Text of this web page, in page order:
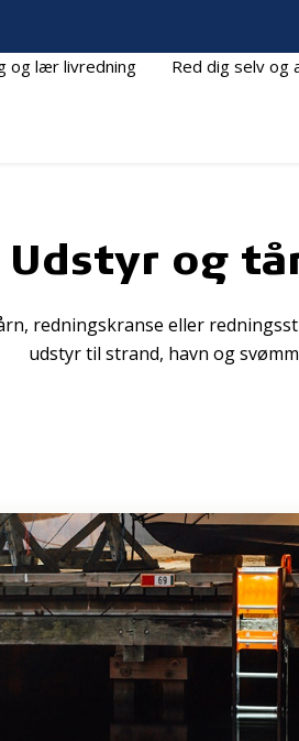
og lær livredning Red dig selv og
Udstyr og
redningskranse eller
udstyr til strand, havn og